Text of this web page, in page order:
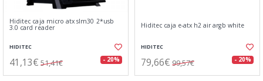
Hiditec caja micro atx slm30 2*usb
3.0 card reader
HIDITEC
41,13€ 51,41€ - 20%
Hiditec caja e-atx h2 air argb white
HIDITEC
79,66€ 99,57€ - 20%